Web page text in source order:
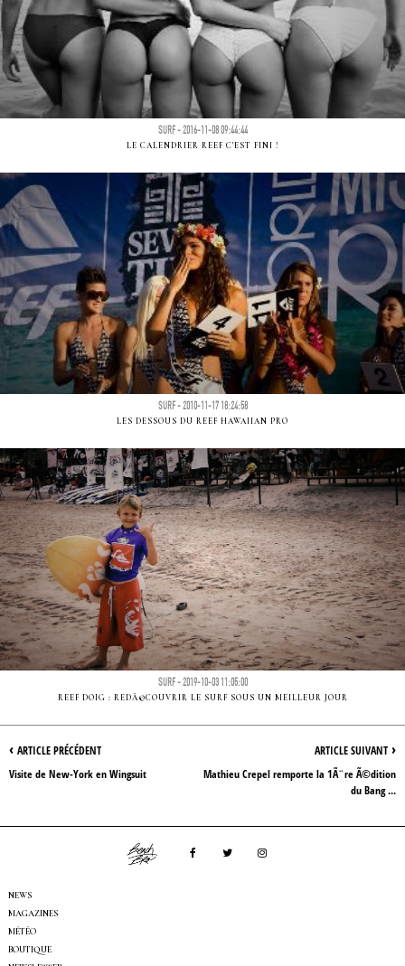
SURF - 2016-11-08 09:44:44
LE CALENDRIER REEF C'EST FINI !
SURF - 2010-11-17 18:24:58
LES DESSOUS DU REEF HAWAIIAN PRO
SURF - 2019-10-03 11:05:00
REEF DOIG : REDÃ©COUVRIR LE SURF SOUS UN MEILLEUR JOUR
ARTICLE SUIVANT ›
Mathieu Crepel remporte la 1Ã¨re Ã©dition
du Bang ...
‹ ARTICLE PRÉCÉDENT
Visite de New-York en Wingsuit
NEWS
MAGAZINES
MÉTÉO
BOUTIQUE